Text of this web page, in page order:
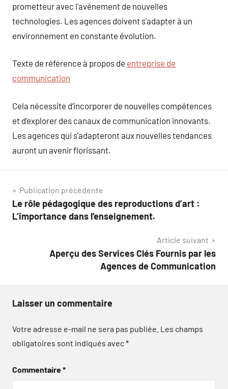
prometteur avec l’avènement de nouvelles
technologies. Les agences doivent s’adapter à un
environnement en constante évolution.
Texte de référence à propos de entreprise de
communication
Cela nécessite d’incorporer de nouvelles compétences
et d’explorer des canaux de communication innovants.
Les agences qui s’adapteront aux nouvelles tendances
auront un avenir florissant.
Navigation
de
Publication précédente
Le rôle pédagogique des reproductions d’art :
L’importance dans l’enseignement.
Article suivant
Aperçu des Services Clés Fournis par les
Agences de Communication
Laisser un commentaire
Votre adresse e-mail ne sera pas publiée. Les champs
obligatoires sont indiqués avec*
Commentaire*